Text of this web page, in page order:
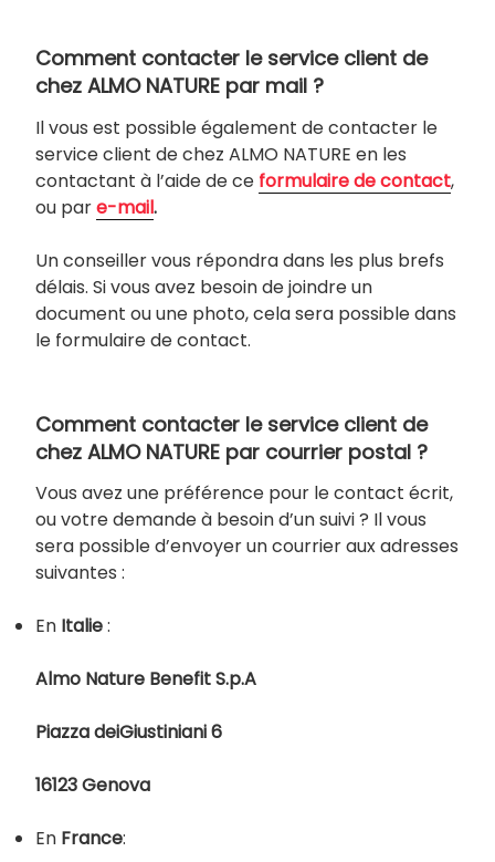
Comment contacter le service client de
chez ALMO NATURE par mail ?
Il vous est possible également de contacter le
service client de chez ALMO NATURE en les
contactant à l’aide de ce formulaire de contact,
ou pare-mail.
Un conseiller vous répondra dans les plus brefs
délais. Si vous avez besoin de joindre un
document ou une photo, cela sera possible dans
le formulaire de contact.
Comment contacter le service client de
chez ALMO NATURE par courrier postal ?
Vous avez une préférence pour le contact écrit,
ou votre demande à besoin d’un suivi ? Il vous
sera possible d’envoyer un courrier aux adresses
suivantes :
En Italie:
Almo Nature Benefit S.p.A
Piazza deiGiustiniani 6
16123 Genova
En France: